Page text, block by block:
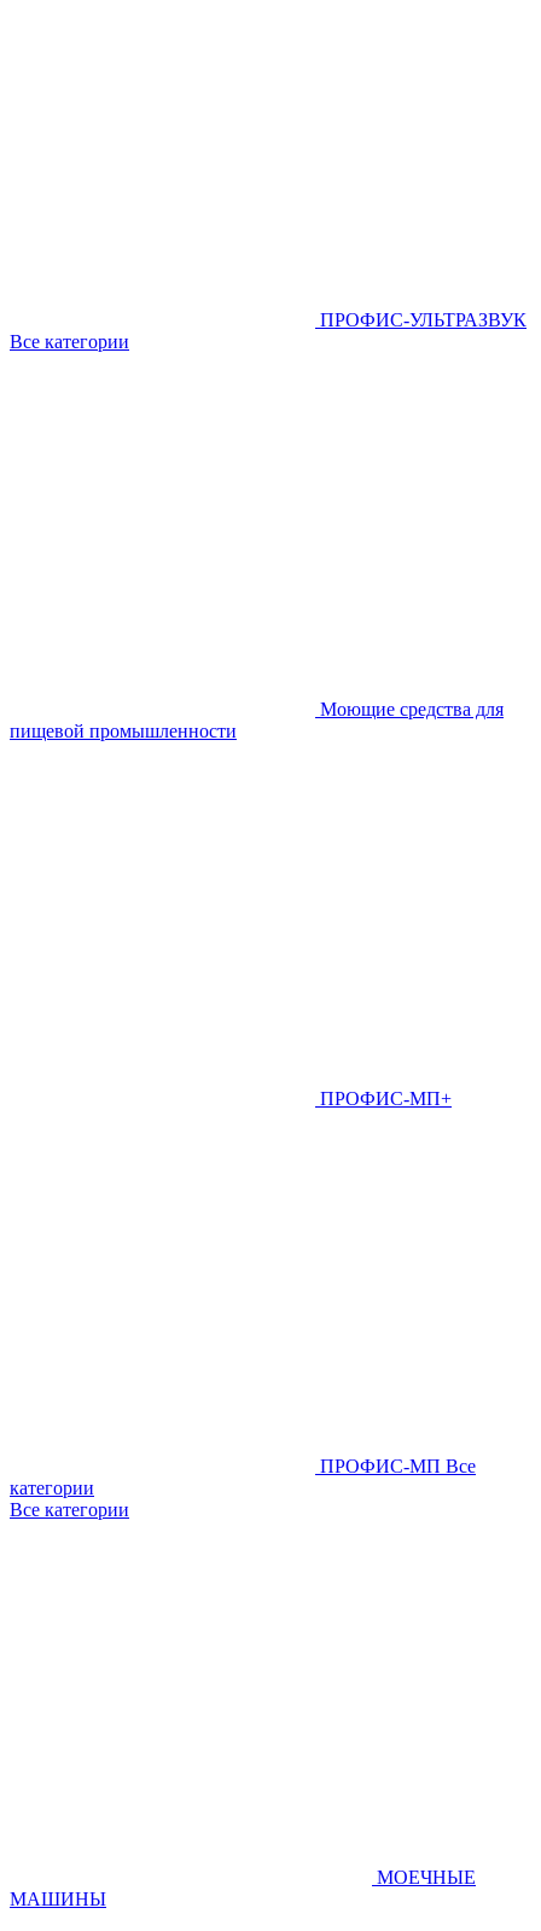
ПРОФИС-УЛЬТРАЗВУК
Все категории
Моющие средства для
пищевой промышленности
ПРОФИС-МП+
ПРОФИС-МП Все
категории
Все категории
МОЕЧНЫЕ
МАШИНЫ